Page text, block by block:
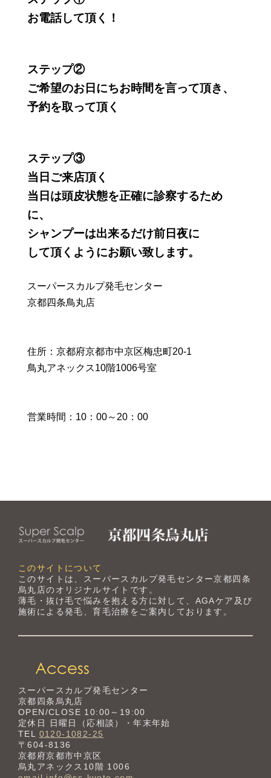
お電話して頂く！
ステップ②
ご希望のお日にちお時間を言って頂き、
予約を取って頂く
ステップ③
当日ご来店頂く
当日は頭皮状態を正確に診察するため
に、
シャンプーは出来るだけ前日夜に
して頂くようにお願い致します。
スーパースカルプ発毛センター
京都四条鳥丸店
住所：京都府京都市中京区梅忠町20-1
鳥丸アネックス10階1006号室
営業時間：10：00～20：00
このサイトについて
このサイトは、スーパースカルプ発毛センター京都四条
烏丸店のオリジナルサイトです。
薄毛・抜け毛で悩みを抱える方に対して、AGAケア及び
施術による発毛、育毛治療をご案内しております。
スーパースカルプ発毛センター
京都四条烏丸店
OPEN/CLOSE 10:00～19:00
定休日 日曜日（応相談）・年末年始
TEL 0120-1082-25
〒604-8136
京都府京都市中京区
烏丸アネックス10階 1006